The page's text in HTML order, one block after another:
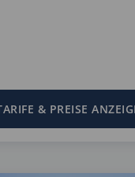
& PREISE